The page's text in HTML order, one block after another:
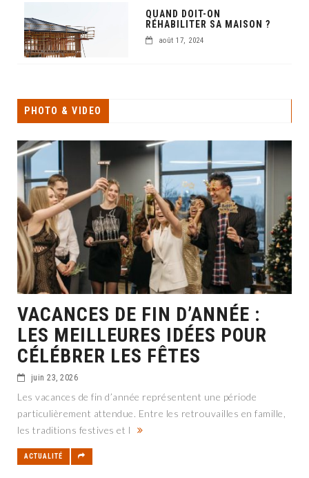
QUAND DOIT-ON
RÉHABILITER SA MAISON ?
août 17, 2024
PHOTO & VIDEO
VACANCES DE FIN D’ANNÉE :
LES MEILLEURES IDÉES POUR
CÉLÉBRER LES FÊTES
juin 23, 2026
Les vacances de fin d’année représentent une période
particulièrement attendue. Entre les retrouvailles en famille,
les traditions festives et l
ACTUALITÉ